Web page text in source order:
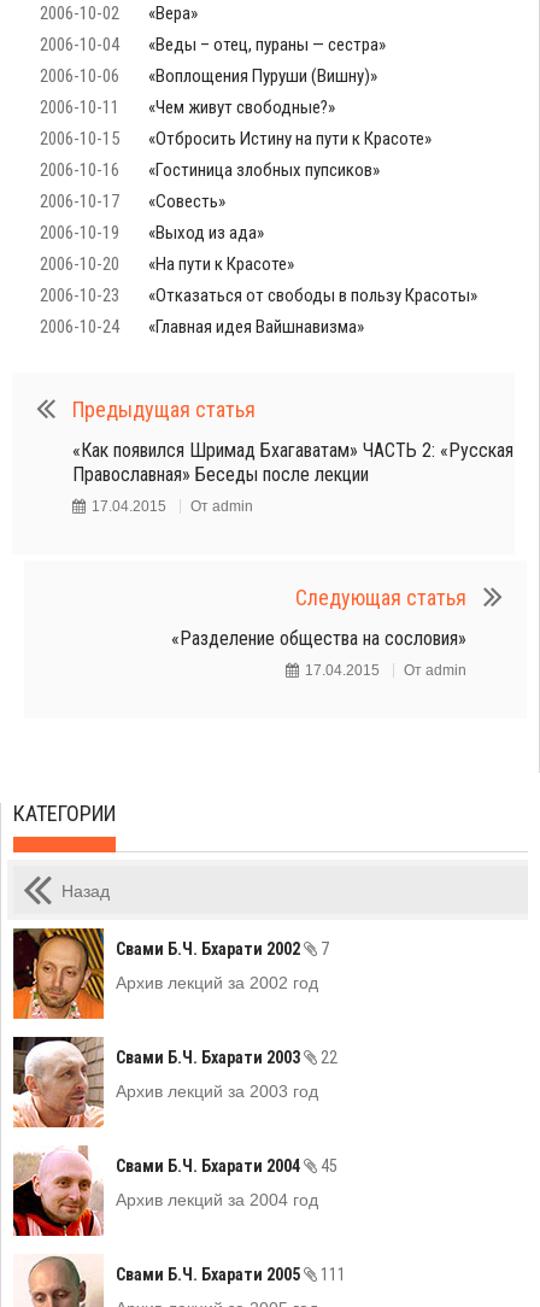
2006-10-02
«Вера»
2006-10-04
«Веды – отец, пураны — сестра»
2006-10-06
«Воплощения Пуруши (Вишну)»
2006-10-11
«Чем живут свободные?»
2006-10-15
«Отбросить Истину на пути к Красоте»
2006-10-16
«Гостиница злобных пупсиков»
2006-10-17
«Совесть»
2006-10-19
«Выход из ада»
2006-10-20
«На пути к Красоте»
2006-10-23
«Отказаться от свободы в пользу Красоты»
2006-10-24
«Главная идея Вайшнавизма»
Предыдущая статья
«Как появился Шримад Бхагаватам» ЧАСТЬ 2: «Русская
Православная» Беседы после лекции
17.04.2015 От admin
Следующая статья
«Разделение общества на сословия»
17.04.2015 От admin
КАТЕГОРИИ
Назад
Свами Б.Ч. Бхарати 2002
7
Архив лекций за 2002 год
Свами Б.Ч. Бхарати 2003
22
Архив лекций за 2003 год
Свами Б.Ч. Бхарати 2004
45
Архив лекций за 2004 год
Свами Б.Ч. Бхарати 2005
111